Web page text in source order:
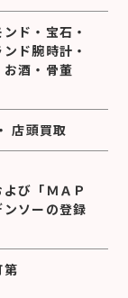
ド ・ 宝石 ・
ンド腕時計 ・
お酒 ・ 骨董
・店頭買取
び「ＭＡＰ
ソーの登録
第